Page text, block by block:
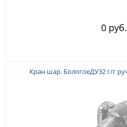
0 руб.
Кран шар. БологоеДУ32 г/г